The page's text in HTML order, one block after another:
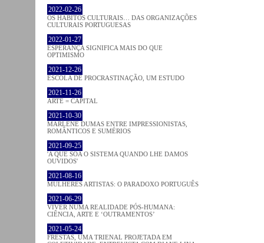
2022-02-26
OS HÁBITOS CULTURAIS… DAS ORGANIZAÇÕES
CULTURAIS PORTUGUESAS
2022-01-27
ESPERANÇA SIGNIFICA MAIS DO QUE
OPTIMISMO
2021-12-26
ESCOLA DE PROCRASTINAÇÃO, UM ESTUDO
2021-11-26
ARTE = CAPITAL
2021-10-30
MARLENE DUMAS ENTRE IMPRESSIONISTAS,
ROMÂNTICOS E SUMÉRIOS
2021-09-25
'A QUE SOA O SISTEMA QUANDO LHE DAMOS
OUVIDOS'
2021-08-16
MULHERES ARTISTAS: O PARADOXO PORTUGUÊS
2021-06-29
VIVER NUMA REALIDADE PÓS-HUMANA:
CIÊNCIA, ARTE E ‘OUTRAMENTOS’
2021-05-24
FRESTAS, UMA TRIENAL PROJETADA EM